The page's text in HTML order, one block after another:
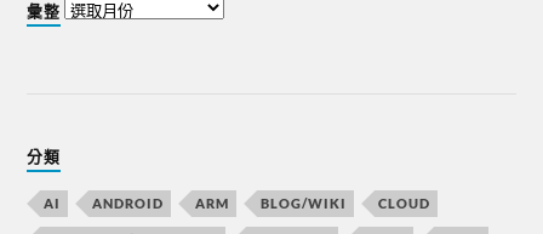
彙整
分類
AI ANDROID ARM BLOG/WIKI CLOUD